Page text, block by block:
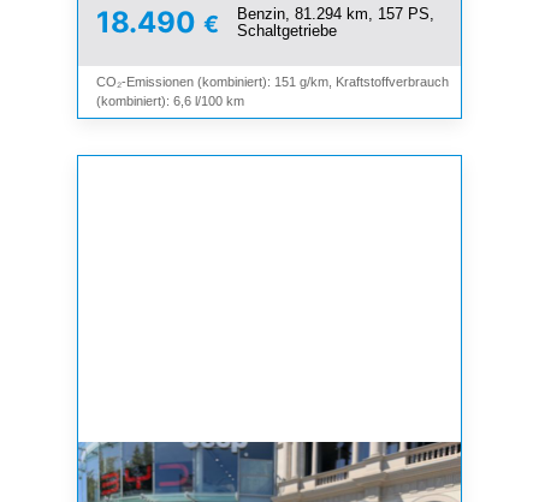
18.490 €
Benzin, 81.294 km, 157 PS,
Schaltgetriebe
CO₂-Emissionen (kombiniert): 151 g/km, Kraftstoffverbrauch
(kombiniert): 6,6 l/100 km